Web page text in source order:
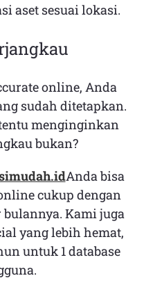
aset sesuai lokasi.
online, Anda
sudah ditetapkan.
menginginkan
bukan?
Anda bisa
cukup dengan
bulannya. Kami juga
yang lebih hemat,
untuk 1 database